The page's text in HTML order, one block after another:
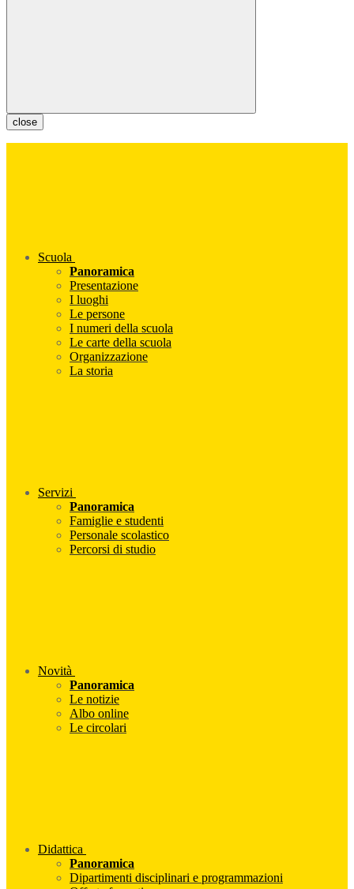
close
Scuola
Panoramica
Presentazione
I luoghi
Le persone
I numeri della scuola
Le carte della scuola
Organizzazione
La storia
Servizi
Panoramica
Famiglie e studenti
Personale scolastico
Percorsi di studio
Novità
Panoramica
Le notizie
Albo online
Le circolari
Didattica
Panoramica
Dipartimenti disciplinari e programmazioni